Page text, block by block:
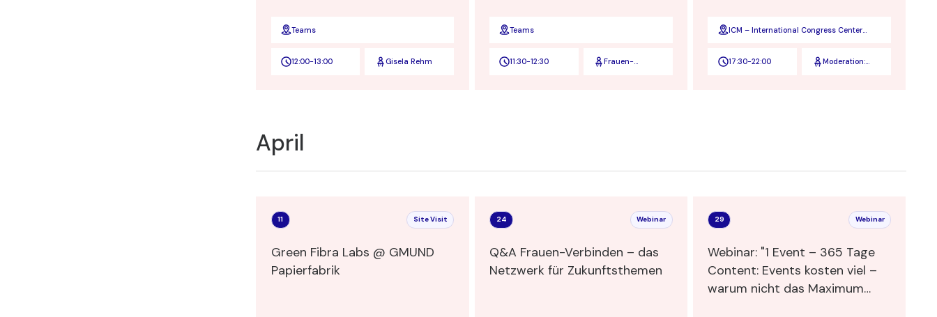
Teams
12:00-13:00 Gisela Rehm
Teams
11:30-12:30
Frauen-
ICM – International Congress Center
17:30-22:00
Moderation:
April
11 Site Visit
Green Fibra Labs @ GMUND
Papierfabrik
24 Webinar
Q&A Frauen-Verbinden – das
Netzwerk für Zukunftsthemen
29 Webinar
Webinar: "1 Event – 365 Tage
Content: Events kosten viel –
warum nicht das Maximum